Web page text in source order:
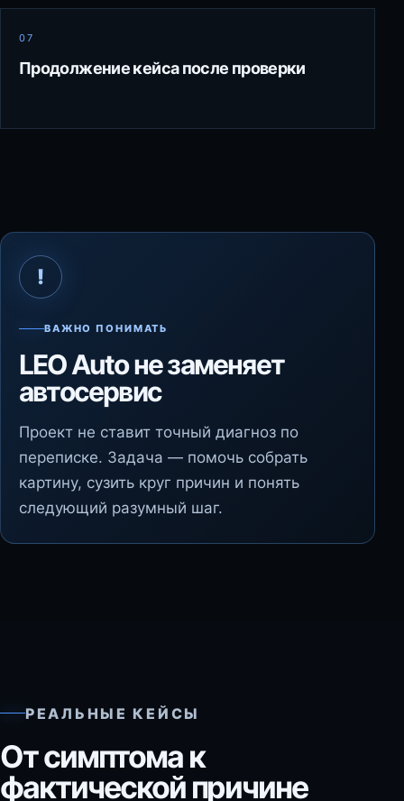
07
Продолжение кейса после проверки
!
ВАЖНО ПОНИМАТЬ
LEO Auto не заменяет
автосервис
Проект не ставит точный диагноз по
переписке. Задача — помочь собрать
картину, сузить круг причин и понять
следующий разумный шаг.
РЕАЛЬНЫЕ КЕЙСЫ
От симптома к
фактической причине